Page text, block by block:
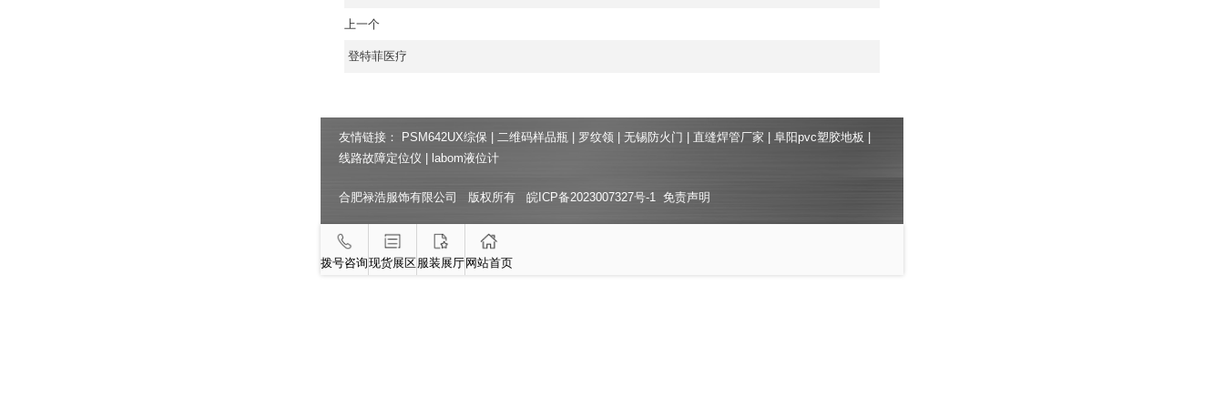
上一个
登特菲医疗
友情链接： PSM642UX综保 二维码样品瓶 罗纹领 无锡防火门 直缝焊管厂家 阜阳pvc塑胶地板
线路故障定位仪
labom液位计
合肥禄浩服饰有限公司 版权所有 皖ICP备2023007327号-1 免责声明
拨号咨询现货展区服装展厅 网站首页